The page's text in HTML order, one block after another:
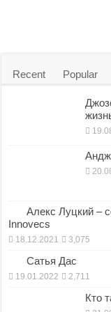
Recent Popular
Алекс Луцкий –
Innovecs
18.12.2021 3,075
Сатья Дас
19.01.2022 2,711
Кто